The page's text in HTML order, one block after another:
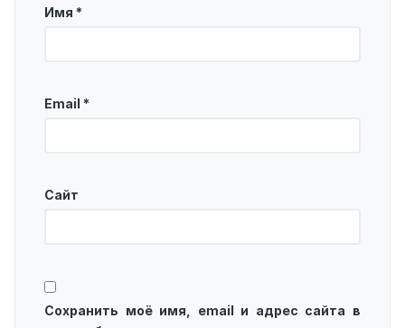
Имя *
Email *
Сайт
Сохранить моё имя, email и адрес сайта в